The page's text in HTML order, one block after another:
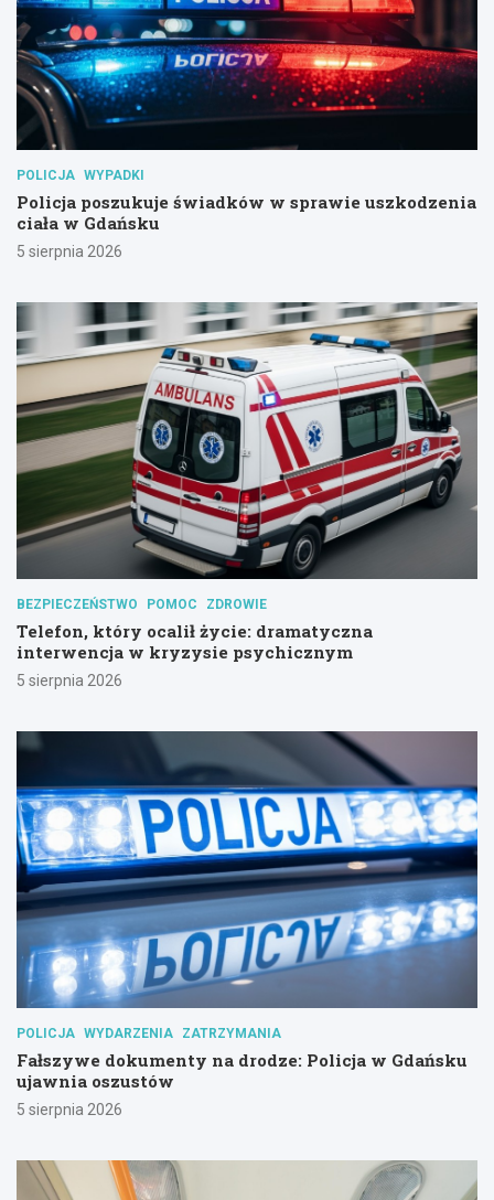
POLICJA WYPADKI
Policja poszukuje świadków w sprawie uszkodzenia
ciała w Gdańsku
5 sierpnia 2026
BEZPIECZEŃSTWO POMOC ZDROWIE
Telefon, który ocalił życie: dramatyczna
interwencja w kryzysie psychicznym
5 sierpnia 2026
POLICJA WYDARZENIA ZATRZYMANIA
Fałszywe dokumenty na drodze: Policja w Gdańsku
ujawnia oszustów
5 sierpnia 2026